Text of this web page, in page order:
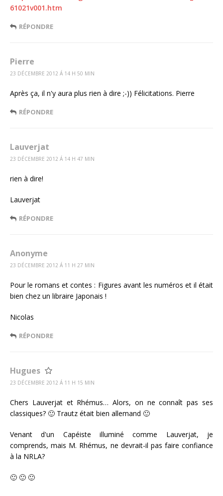
61021v001.htm
RÉPONDRE
Pierre
23 DÉCEMBRE 2012 Á 14 H 50 MIN
Après ça, il n'y aura plus rien à dire ;-)) Félicitations. Pierre
RÉPONDRE
Lauverjat
23 DÉCEMBRE 2012 Á 14 H 47 MIN
rien à dire!
Lauverjat
RÉPONDRE
Anonyme
23 DÉCEMBRE 2012 Á 11 H 27 MIN
Pour le romans et contes : Figures avant les numéros et il était
bien chez un libraire Japonais !
Nicolas
RÉPONDRE
Hugues
23 DÉCEMBRE 2012 Á 11 H 15 MIN
Chers Lauverjat et Rhémus… Alors, on ne connaît pas ses
classiques? 🙂 Trautz était bien allemand 🙂
Venant d'un Capéiste illuminé comme Lauverjat, je
comprends, mais M. Rhémus, ne devrait-il pas faire confiance
à la NRLA?
🙂 🙂 🙂